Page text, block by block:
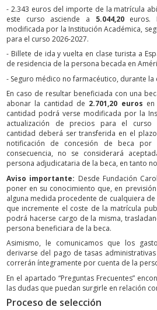
- 2.343 euros del importe de la matrícula
este curso asciende a 5.044,20euros.
modificada por la Institución Académica,
para el curso 2026-2027.
- Billete de ida y vuelta en clase turista a
de residencia de la persona becada en
- Seguro médico no farmacéutico, durante la
En caso de resultar beneficiada con una
abonar la cantidad de 2.701,20 euros
cantidad podrá verse modificada por la
actualización de precios para el curso
cantidad deberá ser transferida en el
notificación de concesión de beca por
consecuencia, no se considerará
persona adjudicataria de la beca, en tanto
Aviso importante: Desde Fundación
poner en su conocimiento que, en
alguna medida procedente de cualquiera
que incremente el coste de la matrícula
podrá hacerse cargo de la misma,
persona beneficiara de la beca.
Asimismo, le comunicamos que los
derivarse del pago de tasas
correrán íntegramente por cuenta de la
En el apartado “Preguntas Frecuentes”
las dudas que puedan surgirle en relación
Proceso de selección